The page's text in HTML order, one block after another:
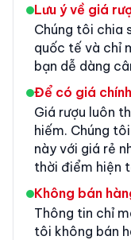
Lưu ý về giá
Chúng tôi chia
quốc tế và chỉ
bạn dễ dàng
Để có giá
Giá rượu luôn
hiếm. Chúng
này với giá rẻ
thời điểm hiện
Không bán
Thông tin chỉ
tôi không bán